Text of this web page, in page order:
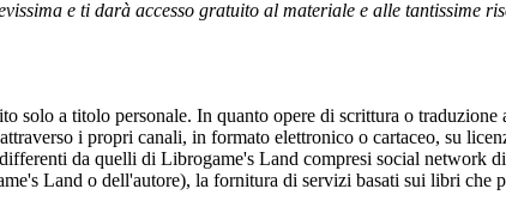
e ti darà accesso gratuito al materiale e alle tantissime
solo a titolo personale. In quanto opere di scrittura o traduzione
i propri canali, in formato elettronico o cartaceo, su
da quelli di Librogame's Land compresi social network
Land o dell'autore), la fornitura di servizi basati sui libri che